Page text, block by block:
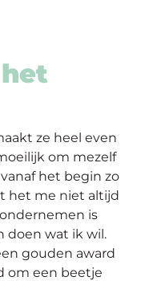
ze heel even
om mezelf
het begin zo
het me niet altijd
is
doen wat ik wil.
gouden award
om een beetje